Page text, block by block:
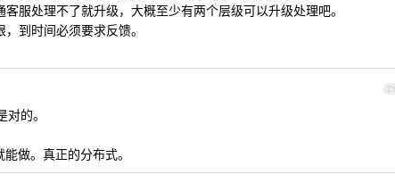
服处理不了就升级，大概至少有两个层级可以升级处理吧。
到时间必须要求反馈。
21
的。
做。真正的分布式。